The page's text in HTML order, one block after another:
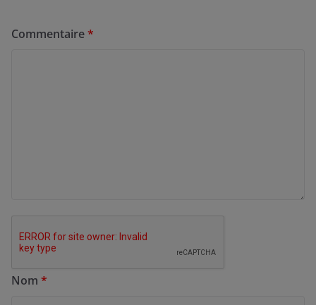
Commentaire*
Nom *